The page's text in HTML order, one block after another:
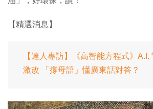
【精選消息】
【達人專訪】《高智能方程式》
激改 「撐母語」懂廣東話對答？